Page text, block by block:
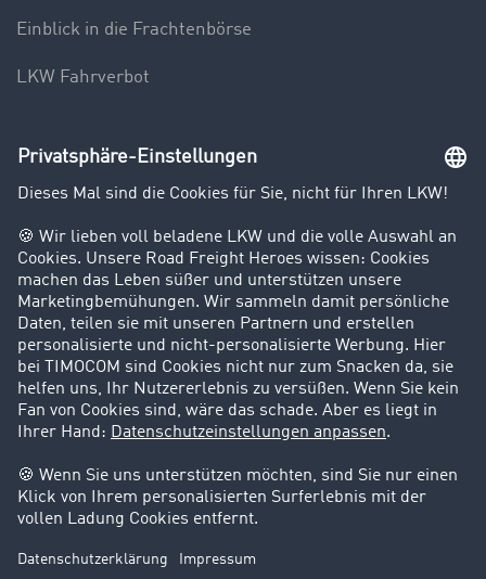
Einblick in die Frachtenbörse
LKW Fahrverbot
Unternehmen
Kunden werben Kunden
Success Stories
Karriere
Support
Kontakt
Rechtliches
Impressum
AGB